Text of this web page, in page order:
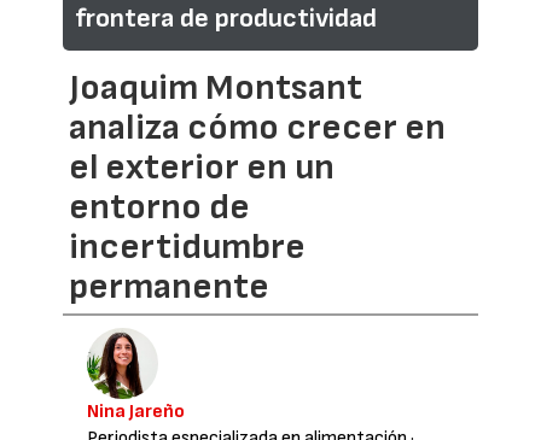
frontera de productividad
Joaquim Montsant
analiza cómo crecer en
el exterior en un
entorno de
incertidumbre
permanente
Nina Jareño